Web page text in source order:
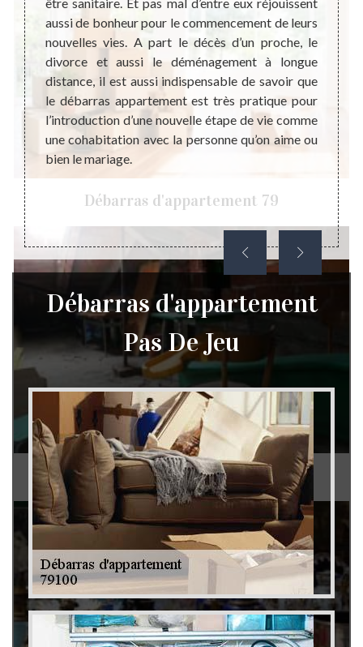
Débarras d'appartement 79
Débarras de grenier et cave 79
en
qui
la
êtes
de
les
aussi de bonheur pour le commencement de leurs
nouvelles vies. A part le décès d’un proche, le
divorce et aussi le déménagement à longue
distance, il est aussi indispensable de savoir que
le débarras appartement est très pratique pour
l’introduction d’une nouvelle étape de vie comme
une cohabitation avec la personne qu’on aime ou
bien le mariage.
vous
Débarras d'appartement
Pas De Jeu